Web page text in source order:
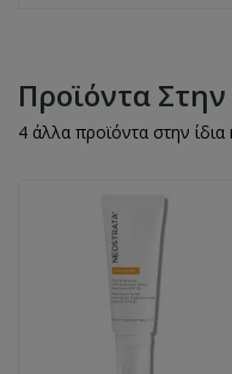
Προϊόντα
4 άλλα προϊόντα στην ίδια